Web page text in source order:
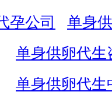
孕公司
单身
单身供卵代生
单身供卵代生